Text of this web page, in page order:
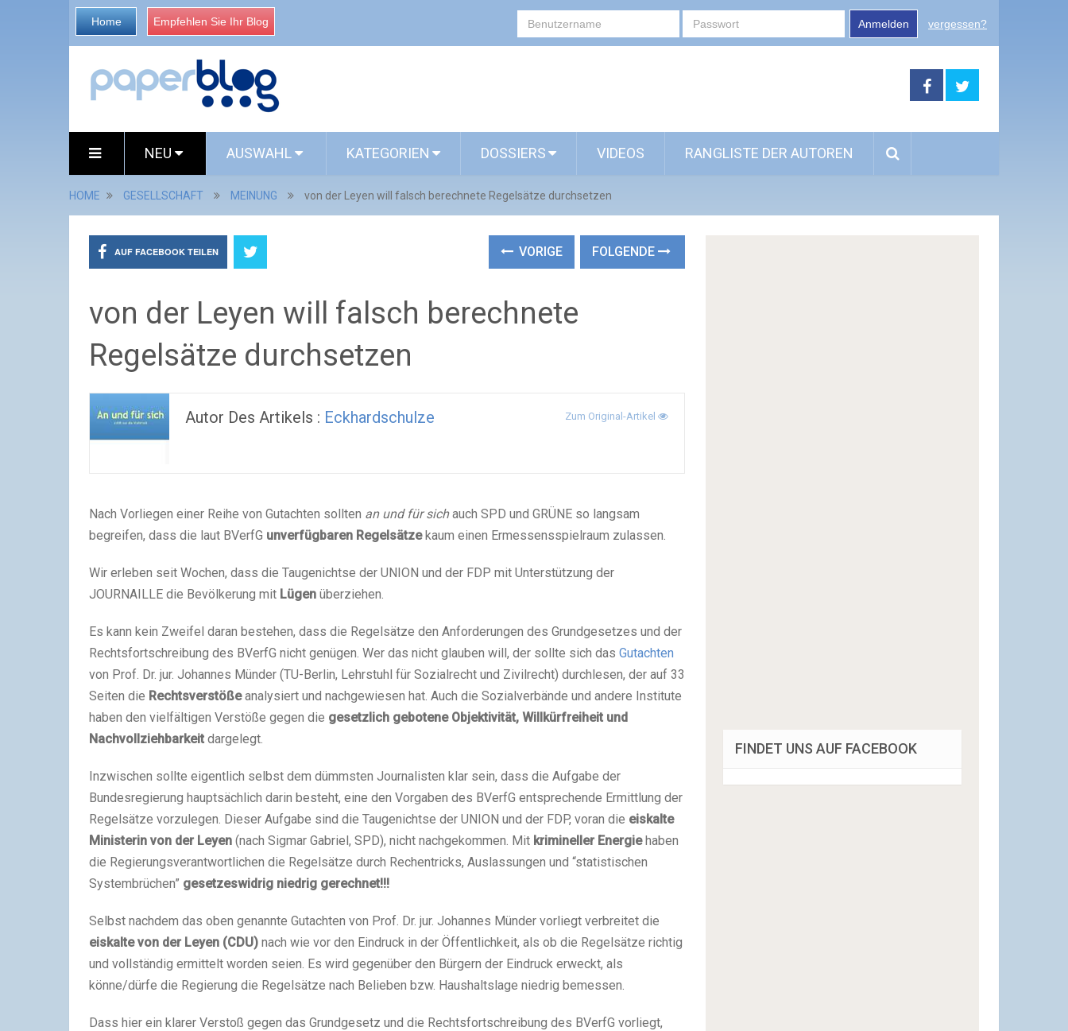
Home Empfehlen Sie Ihr Blog Anmelden vergessen?
NEU AUSWAHL KATEGORIEN DOSSIERS VIDEOS RANGLISTE DER AUTOREN
HOME GESELLSCHAFT MEINUNG von der Leyen will falsch berechnete Regelsätze durchsetzen
AUF FACEBOOK TEILEN VORIGE FOLGENDE
von der Leyen will falsch berechnete
Regelsätze durchsetzen
Autor Des Artikels : Eckhardschulze Zum Original-Artikel
Nach Vorliegen einer Reihe von Gutachten sollten an und für sichauch SPD und GRÜNE so langsam
begreifen, dass die laut BVerfG unverfügbaren Regelsätzekaum einen Ermessensspielraum zulassen.
Wir erleben seit Wochen, dass die Taugenichtse der UNION und der FDP mit Unterstützung der
JOURNAILLE die Bevölkerung mit Lügen überziehen.
Es kann kein Zweifel daran bestehen, dass die Regelsätze den Anforderungen des Grundgesetzes und der
Rechtsfortschreibung des BVerfG nicht genügen. Wer das nicht glauben will, der sollte sich das Gutachten
von Prof. Dr. jur. Johannes Münder (TU-Berlin, Lehrstuhl für Sozialrecht und Zivilrecht) durchlesen, der auf 33
Seiten die Rechtsverstößeanalysiert und nachgewiesen hat. Auch die Sozialverbände und andere Institute
haben den vielfältigen Verstöße gegen die gesetzlich gebotene Objektivität, Willkürfreiheit und
Nachvollziehbarkeit dargelegt.
Inzwischen sollte eigentlich selbst dem dümmsten Journalisten klar sein, dass die Aufgabe der
Bundesregierung hauptsächlich darin besteht, eine den Vorgaben des BVerfG entsprechende Ermittlung der
Regelsätze vorzulegen. Dieser Aufgabe sind die Taugenichtse der UNION und der FDP, voran die eiskalte
Ministerin von der Leyen (nach Sigmar Gabriel, SPD), nicht nachgekommen. Mit krimineller Energiehaben
die Regierungsverantwortlichen die Regelsätze durch Rechentricks, Auslassungen und “statistischen
Systembrüchen” gesetzeswidrig niedrig gerechnet!!!
Selbst nachdem das oben genannte Gutachten von Prof. Dr. jur. Johannes Münder vorliegt verbreitet die
eiskalte von der Leyen (CDU) nach wie vor den Eindruck in der Öffentlichkeit, als ob die Regelsätze richtig
und vollständig ermittelt worden seien. Es wird gegenüber den Bürgern der Eindruck erweckt, als
könne/dürfe die Regierung die Regelsätze nach Belieben bzw. Haushaltslage niedrig bemessen.
Dass hier ein klarer Verstoß gegen das Grundgesetz und die Rechtsfortschreibung des BVerfG vorliegt,
FINDET UNS AUF FACEBOOK